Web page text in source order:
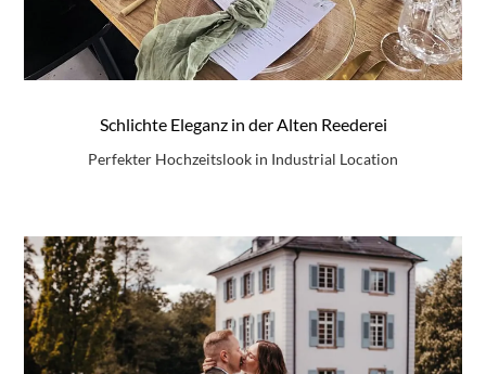
Schlichte Eleganz in der Alten Reederei
Perfekter Hochzeitslook in Industrial Location